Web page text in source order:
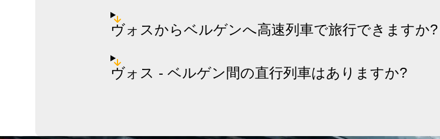
ヴォスからベルゲンへ高速列車で旅行できますか?
ヴォス - ベルゲン間の直行列車はありますか?